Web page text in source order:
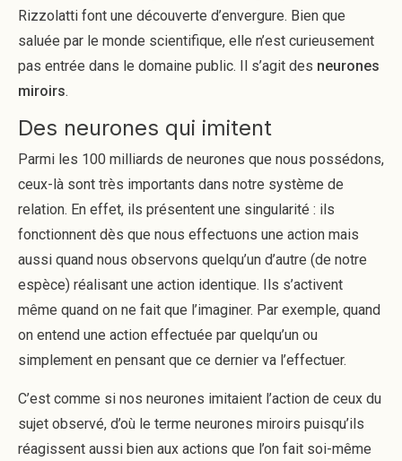
Rizzolatti font une découverte d’envergure. Bien que
saluée par le monde scientifique, elle n’est curieusement
pas entrée dans le domaine public. Il s’agit des neurones
miroirs.
Des neurones qui imitent
Parmi les 100 milliards de neurones que nous possédons,
ceux-là sont très importants dans notre système de
relation. En effet, ils présentent une singularité : ils
fonctionnent dès que nous effectuons une action mais
aussi quand nous observons quelqu’un d’autre (de notre
espèce) réalisant une action identique. Ils s’activent
même quand on ne fait que l’imaginer. Par exemple, quand
on entend une action effectuée par quelqu’un ou
simplement en pensant que ce dernier va l’effectuer.
C’est comme si nos neurones imitaient l’action de ceux du
sujet observé, d’où le terme neurones miroirs puisqu’ils
réagissent aussi bien aux actions que l’on fait soi-même